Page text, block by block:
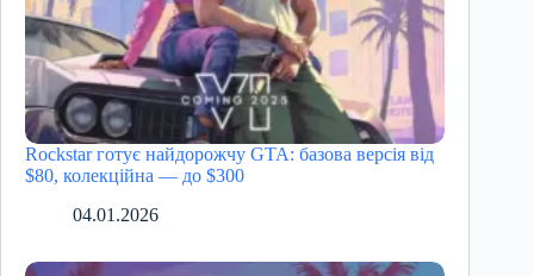
Rockstar готує найдорожчу GTA: базова версія від
$80, колекційна — до $300
04.01.2026